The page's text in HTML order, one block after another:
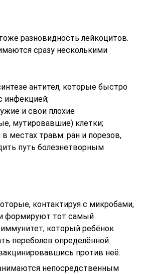
разновидность лейкоцитов.
сразу несколькими
антител, которые быстро
инфекцией;
и свои плохие
мутировавшие) клетки;
местах травм: ран и порезов,
путь болезнетворным
контактируя с микробами,
формируют тот самый
который ребёнок
переболев определённой
против неё.
непосредственным